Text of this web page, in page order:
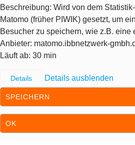
Beschreibung: Wird von dem
Matomo (früher PIWIK) gesetzt, um
Besucher zu speichern, wie z.B. eine
Anbieter: matomo.ibbnetzwerk-
Läuft ab: 30 min
Details Details ausblenden
SPEICHERN
OK